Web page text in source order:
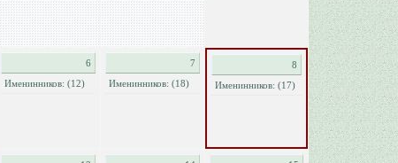
6
Именинников: (12)
7
Именинников: (18)
8
Именинников: (17)